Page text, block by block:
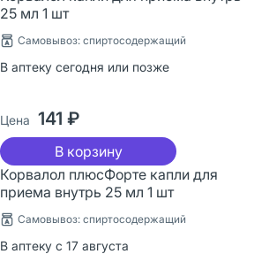
25 мл 1 шт
Cамовывоз: спиртосодержащий
В аптеку сегодня или позже
Цена 141 ₽
В корзину
Корвалол плюсФорте капли для
приема внутрь 25 мл 1 шт
Cамовывоз: спиртосодержащий
В аптеку с 17 августа